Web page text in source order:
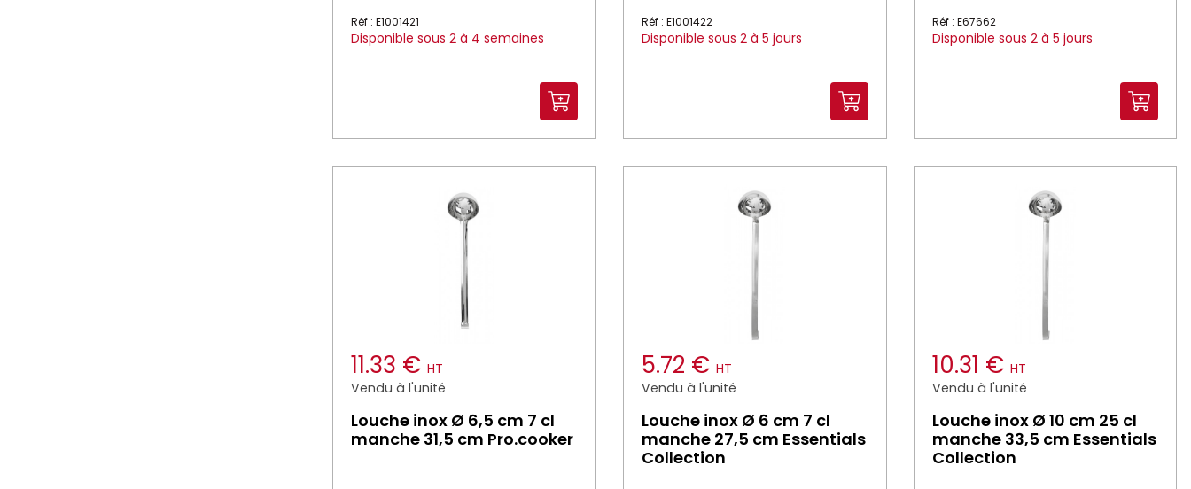
Réf : E1001421
Disponible sous 2 à 4 semaines
Réf : E1001422
Disponible sous 2 à 5 jours
Réf : E67662
Disponible sous 2 à 5 jours
11.33 € HT
Vendu à l'unité
Louche inox Ø 6,5 cm 7 cl
manche 31,5 cm Pro.cooker
5.72 € HT
Vendu à l'unité
Louche inox Ø 6 cm 7 cl
manche 27,5 cm Essentials
Collection
10.31 € HT
Vendu à l'unité
Louche inox Ø 10 cm 25 cl
manche 33,5 cm Essentials
Collection